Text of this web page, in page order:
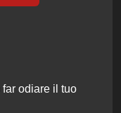
odiare il tuo